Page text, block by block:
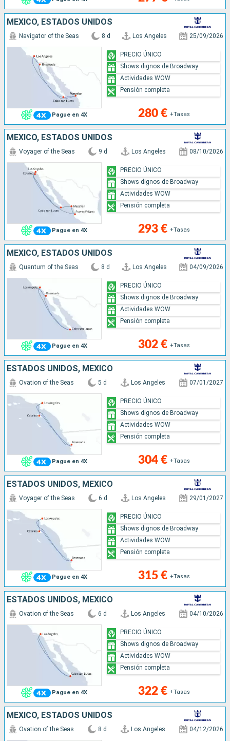
MÉXICO, ESTADOS UNIDOS
Pague en 4X
Navigator of the Seas 8 d Los Angeles 25/09/2026
280 € +Tasas
PRECIO ÚNICO
Shows dignos de Broadway
Actividades WOW
Pensión completa
MÉXICO, ESTADOS UNIDOS
Pague en 4X
Voyager of the Seas 9 d Los Angeles 08/10/2026
293 € +Tasas
PRECIO ÚNICO
Shows dignos de Broadway
Actividades WOW
Pensión completa
MÉXICO, ESTADOS UNIDOS
Pague en 4X
Quantum of the Seas 8 d Los Angeles 04/09/2026
302 € +Tasas
PRECIO ÚNICO
Shows dignos de Broadway
Actividades WOW
Pensión completa
ESTADOS UNIDOS, MÉXICO
Pague en 4X
Ovation of the Seas 5 d Los Angeles 07/01/2027
304 € +Tasas
PRECIO ÚNICO
Shows dignos de Broadway
Actividades WOW
Pensión completa
ESTADOS UNIDOS, MÉXICO
Pague en 4X
Voyager of the Seas 6 d Los Angeles 29/01/2027
315 € +Tasas
PRECIO ÚNICO
Shows dignos de Broadway
Actividades WOW
Pensión completa
ESTADOS UNIDOS, MÉXICO
Pague en 4X
Ovation of the Seas 6 d Los Angeles 04/10/2026
322 € +Tasas
PRECIO ÚNICO
Shows dignos de Broadway
Actividades WOW
Pensión completa
MÉXICO, ESTADOS UNIDOS
Ovation of the Seas 8 d Los Angeles 04/12/2026